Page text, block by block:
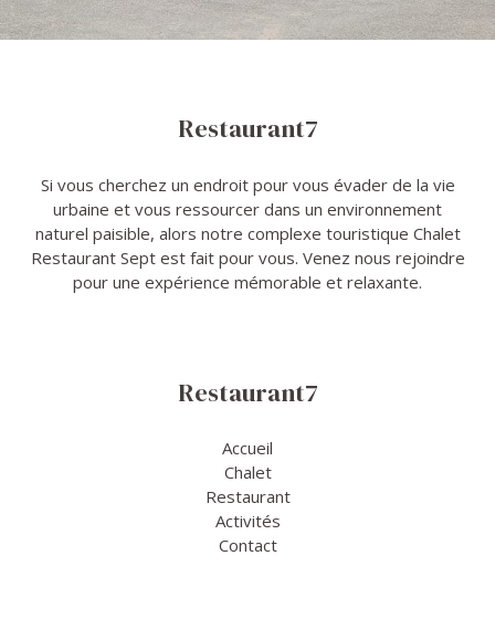
Restaurant7
Si vous cherchez un endroit pour vous évader de la vie
urbaine et vous ressourcer dans un environnement
naturel paisible, alors notre complexe touristique Chalet
Restaurant Sept est fait pour vous. Venez nous rejoindre
pour une expérience mémorable et relaxante.
Restaurant7
Accueil
Chalet
Restaurant
Activités
Contact